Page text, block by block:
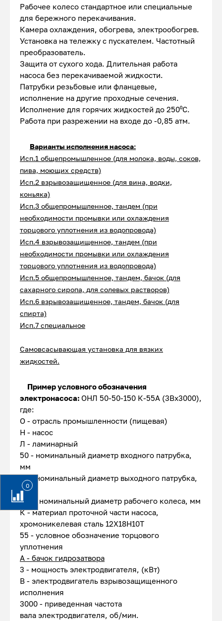
0
Рабочее колесо стандартное или специальные
для бережного перекачивания.
Камера охлаждения, обогрева, электрообогрев.
Установка на тележку с пускателем. Частотный
преобразователь.
Защита от сухого хода. Длительная работа
насоса без перекачиваемой жидкости.
Патрубки резьбовые или фланцевые,
исполнение на другие проходные сечения.
Исполнение для горячих жидкостей до 250⁰С.
Работа при разрежении на входе до -0,85 атм.
Варианты исполнения насоса:
Исп.1 общепромышленное (для молока, воды, соков,
пива, моющих средств)
Исп.2 взрывозащищенное (для вина, водки,
коньяка)
Исп.3 общепромышленное, тандем (при
необходимости промывки или охлаждения
торцового уплотнения из водопровода)
Исп.4 взрывозащищенное, тандем (при
необходимости промывки или охлаждения
торцового уплотнения из водопровода)
Исп.5 общепромышленное, тандем, бачок (для
сахарного сиропа, для солевых растворов)
Исп.6 взрывозащищенное, тандем, бачок (для
спирта)
Исп.7 специальное
Самовсасывающая установка для вязких
жидкостей.
Пример условного обозначения
электронасоса: ОНЛ 50-50-150 К-55А (3Вх3000),
где:
О - отрасль промышленности (пищевая)
Н - насос
Л - ламинарный
50 - номинальный диаметр входного патрубка,
мм
50 - номинальный диаметр выходного патрубка,
мм
150 - номинальный диаметр рабочего колеса, мм
К - материал проточной части насоса,
хромоникелевая сталь 12Х18Н10Т
55 - условное обозначение торцового
уплотнения
А - бачок гидрозатвора
3 - мощность электродвигателя, (кВт)
В - электродвигатель взрывозащищенного
исполнения
3000 - приведенная частота
вала электродвигателя, об/мин.